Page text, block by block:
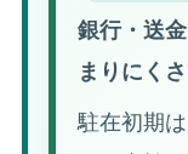
銀行・送
まりにく
駐在初期